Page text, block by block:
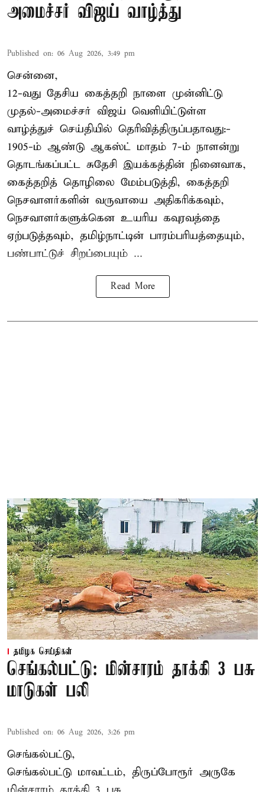
அமைச்சர் விஜய் வாழ்த்து
Published on: 06 Aug 2026, 3:49 pm
சென்னை,
12-வது தேசிய கைத்தறி நாளை முன்னிட்டு
முதல்-அமைச்சர் விஜய் வெளியிட்டுள்ள
வாழ்த்துச் செய்தியில் தெரிவித்திருப்பதாவது:-
1905-ம் ஆண்டு ஆகஸ்ட் மாதம் 7-ம் நாளன்று
தொடங்கப்பட்ட சுதேசி இயக்கத்தின் நினைவாக,
கைத்தறித் தொழிலை மேம்படுத்தி, கைத்தறி
நெசவாளர்களின் வருவாயை அதிகரிக்கவும்,
நெசவாளர்களுக்கென உயரிய கவுரவத்தை
ஏற்படுத்தவும், தமிழ்நாட்டின் பாரம்பரியத்தையும்,
பண்பாட்டுச் சிறப்பையும் ...
Read More
தமிழக செய்திகள்
செங்கல்பட்டு: மின்சாரம் தாக்கி 3 பசு
மாடுகள் பலி
Published on: 06 Aug 2026, 3:26 pm
செங்கல்பட்டு,
செங்கல்பட்டு மாவட்டம், திருப்போரூர் அருகே